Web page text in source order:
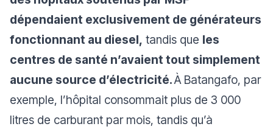
dépendaient exclusivement de générateurs
fonctionnant au diesel, tandis que les
centres de santé n’avaient tout simplement
aucune source d’électricité.À Batangafo, par
exemple, l’hôpital consommait plus de 3 000
litres de carburant par mois, tandis qu’à